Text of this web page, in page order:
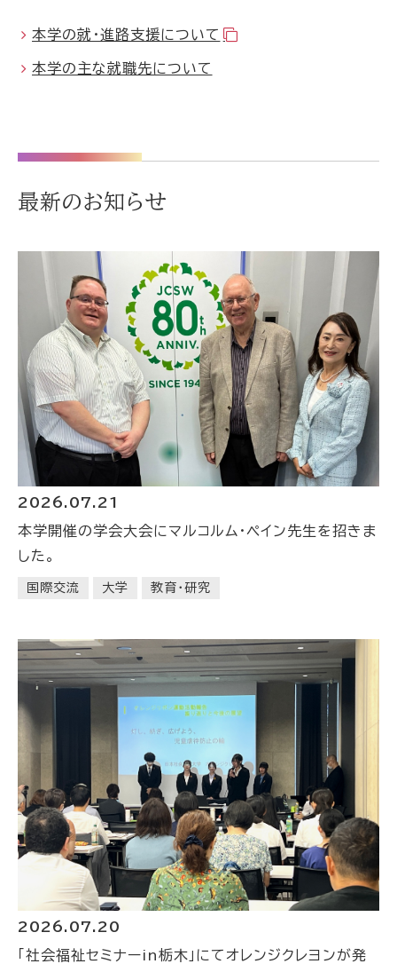
本学の就・進路支援について
本学の主な就職先について
最新のお知らせ
2026.07.21
本学開催の学会大会にマルコルム・ペイン先生を招きま
した。
国際交流 大学 教育・研究
2026.07.20
「社会福祉セミナーin栃木」にてオレンジクレヨンが発